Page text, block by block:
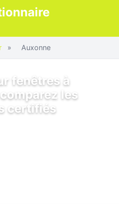
» Auxonne
fenêtres à
les
certifiés